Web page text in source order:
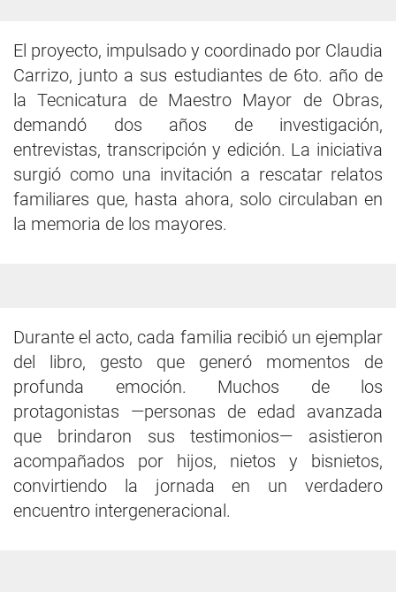
El proyecto, impulsado y coordinado por Claudia
Carrizo, junto a sus estudiantes de 6to. año de
la Tecnicatura de Maestro Mayor de Obras,
demandó dos años de investigación,
entrevistas, transcripción y edición. La iniciativa
surgió como una invitación a rescatar relatos
familiares que, hasta ahora, solo circulaban en
la memoria de los mayores.
Durante el acto, cada familia recibió un ejemplar
del libro, gesto que generó momentos de
profunda emoción. Muchos de los
protagonistas —personas de edad avanzada
que brindaron sus testimonios— asistieron
acompañados por hijos, nietos y bisnietos,
convirtiendo la jornada en un verdadero
encuentro intergeneracional.